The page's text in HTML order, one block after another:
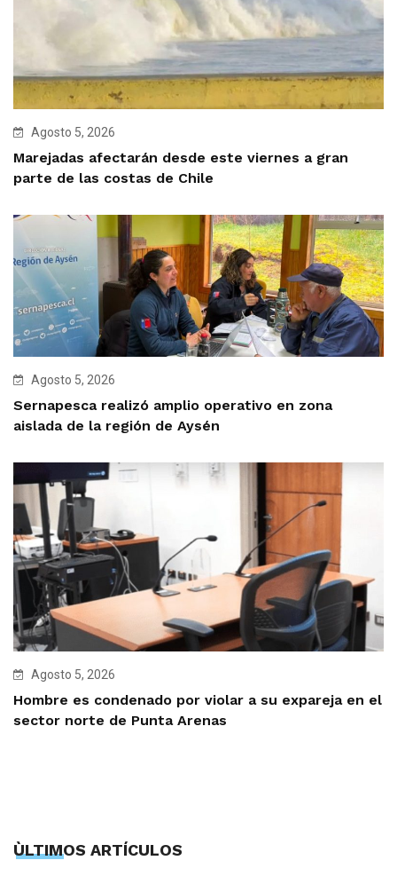
Agosto 5, 2026
Marejadas afectarán desde este viernes a gran
parte de las costas de Chile
Agosto 5, 2026
Sernapesca realizó amplio operativo en zona
aislada de la región de Aysén
Agosto 5, 2026
Hombre es condenado por violar a su expareja en el
sector norte de Punta Arenas
ÙLTIMOS ARTÍCULOS